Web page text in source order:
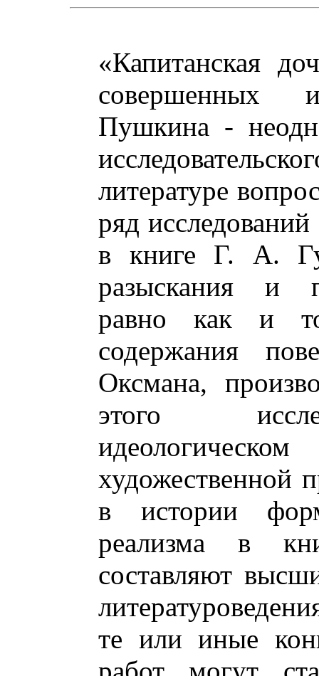
«Капитанская
совершенных
Пушкина -
литературе
ряд
в книге Г. А.
разыскания и
равно как и
содержания
Оксмана,
этого
художественной
в истории
реализма в
составляют
те или иные